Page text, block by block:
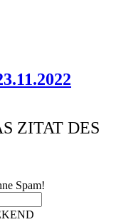
ZITAT DES
Spam!